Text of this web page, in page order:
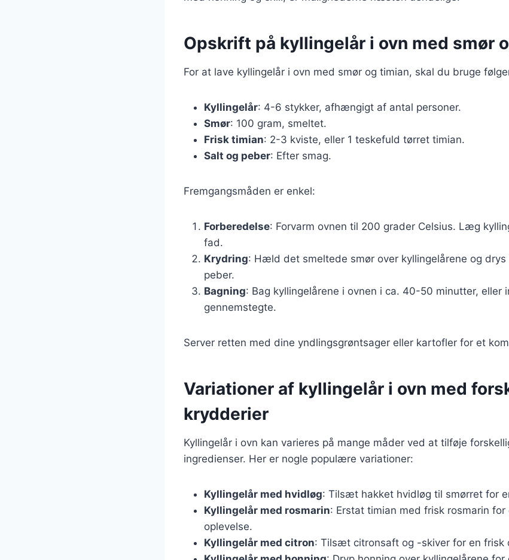
Opskrift på kyllingelår i ovn med smør
For at lave kyllingelår i ovn med smør og timian, skal du bruge
Kyllingelår: 4-6 stykker, afhængigt af antal personer.
Smør: 100 gram, smeltet.
Frisk timian: 2-3 kviste, eller 1 teskefuld tørret timian.
Salt og peber: Efter smag.
Fremgangsmåden er enkel:
Forberedelse: Forvarm ovnen til 200 grader Celsius. Læg
fad.
Krydring: Hæld det smeltede smør over kyllingelårene og
peber.
Bagning: Bag kyllingelårene i ovnen i ca. 40-50 minutter, eller
gennemstegte.
Server retten med dine yndlingsgrøntsager eller kartofler for et
Variationer af kyllingelår i ovn med
krydderier
Kyllingelår i ovn kan varieres på mange måder ved at tilføje
ingredienser. Her er nogle populære variationer:
Kyllingelår med hvidløg: Tilsæt hakket hvidløg til smørret for
Kyllingelår med rosmarin: Erstat timian med frisk rosmarin for
oplevelse.
Kyllingelår med citron: Tilsæt citronsaft og -skiver for en frisk